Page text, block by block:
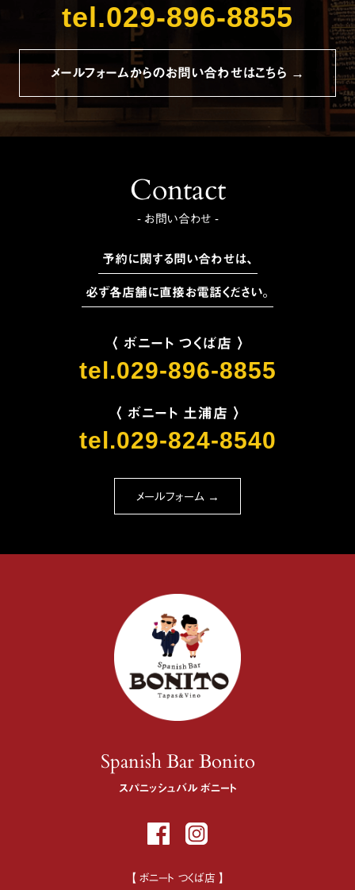
tel.029-896-8855
メールフォームからのお問い合わせはこちら →
Contact
- お問い合わせ -
予約に関する問い合わせは、
必ず各店舗に直接お電話ください。
〈 ボニート つくば店 〉
tel.029-896-8855
〈 ボニート 土浦店 〉
tel.029-824-8540
メールフォーム →
Spanish Bar Bonito
スパニッシュバル ボニート
【 ボニート つくば店 】